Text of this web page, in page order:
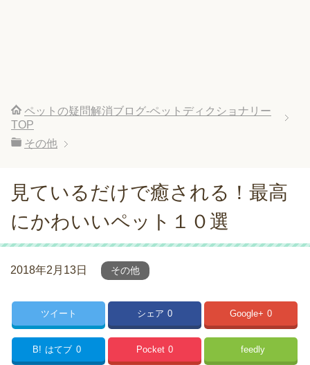
ペットの疑問解消ブログ-ペットディクショナリー
TOP
その他
見ているだけで癒される！最高
にかわいいペット１０選
2018年2月13日 その他
ツイート シェア 0 Google+ 0
B! はてブ 0 Pocket 0 feedly